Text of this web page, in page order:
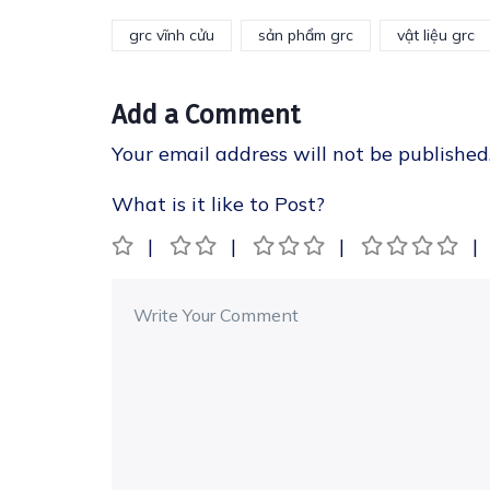
grc vĩnh cửu sản phẩm grc vật liệu grc
Add a Comment
Your email address will not be
What is it like to Post?